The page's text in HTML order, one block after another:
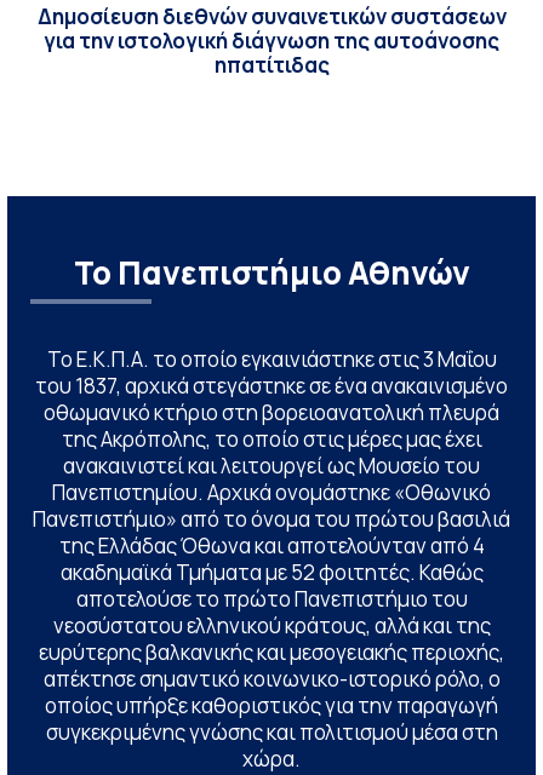
Δημοσίευση διεθνών συναινετικών συστάσεων
για την ιστολογική διάγνωση της αυτοάνοσης
ηπατίτιδας
Το Πανεπιστήμιο Αθηνών
Το Ε.Κ.Π.Α. το οποίο εγκαινιάστηκε στις 3 Μαΐου
του 1837, αρχικά στεγάστηκε σε ένα ανακαινισμένο
οθωμανικό κτήριο στη βορειοανατολική πλευρά
της Ακρόπολης, το οποίο στις μέρες μας έχει
ανακαινιστεί και λειτουργεί ως Μουσείο του
Πανεπιστημίου. Αρχικά ονομάστηκε «Οθωνικό
Πανεπιστήμιο» από το όνομα του πρώτου βασιλιά
της Ελλάδας Όθωνα και αποτελούνταν από 4
ακαδημαϊκά Τμήματα με 52 φοιτητές. Καθώς
αποτελούσε το πρώτο Πανεπιστήμιο του
νεοσύστατου ελληνικού κράτους, αλλά και της
ευρύτερης βαλκανικής και μεσογειακής περιοχής,
απέκτησε σημαντικό κοινωνικο-ιστορικό ρόλο, ο
οποίος υπήρξε καθοριστικός για την παραγωγή
συγκεκριμένης γνώσης και πολιτισμού μέσα στη
χώρα.